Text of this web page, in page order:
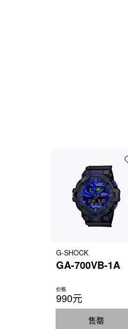
G-SHOCK
GA-700VB-1A
价格
990元
售罄